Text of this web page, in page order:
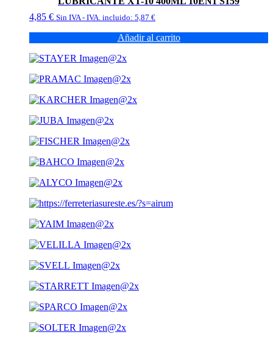
4,85 € Sin IVA - IVA. incluido: 5,87 €
Añadir al carrito